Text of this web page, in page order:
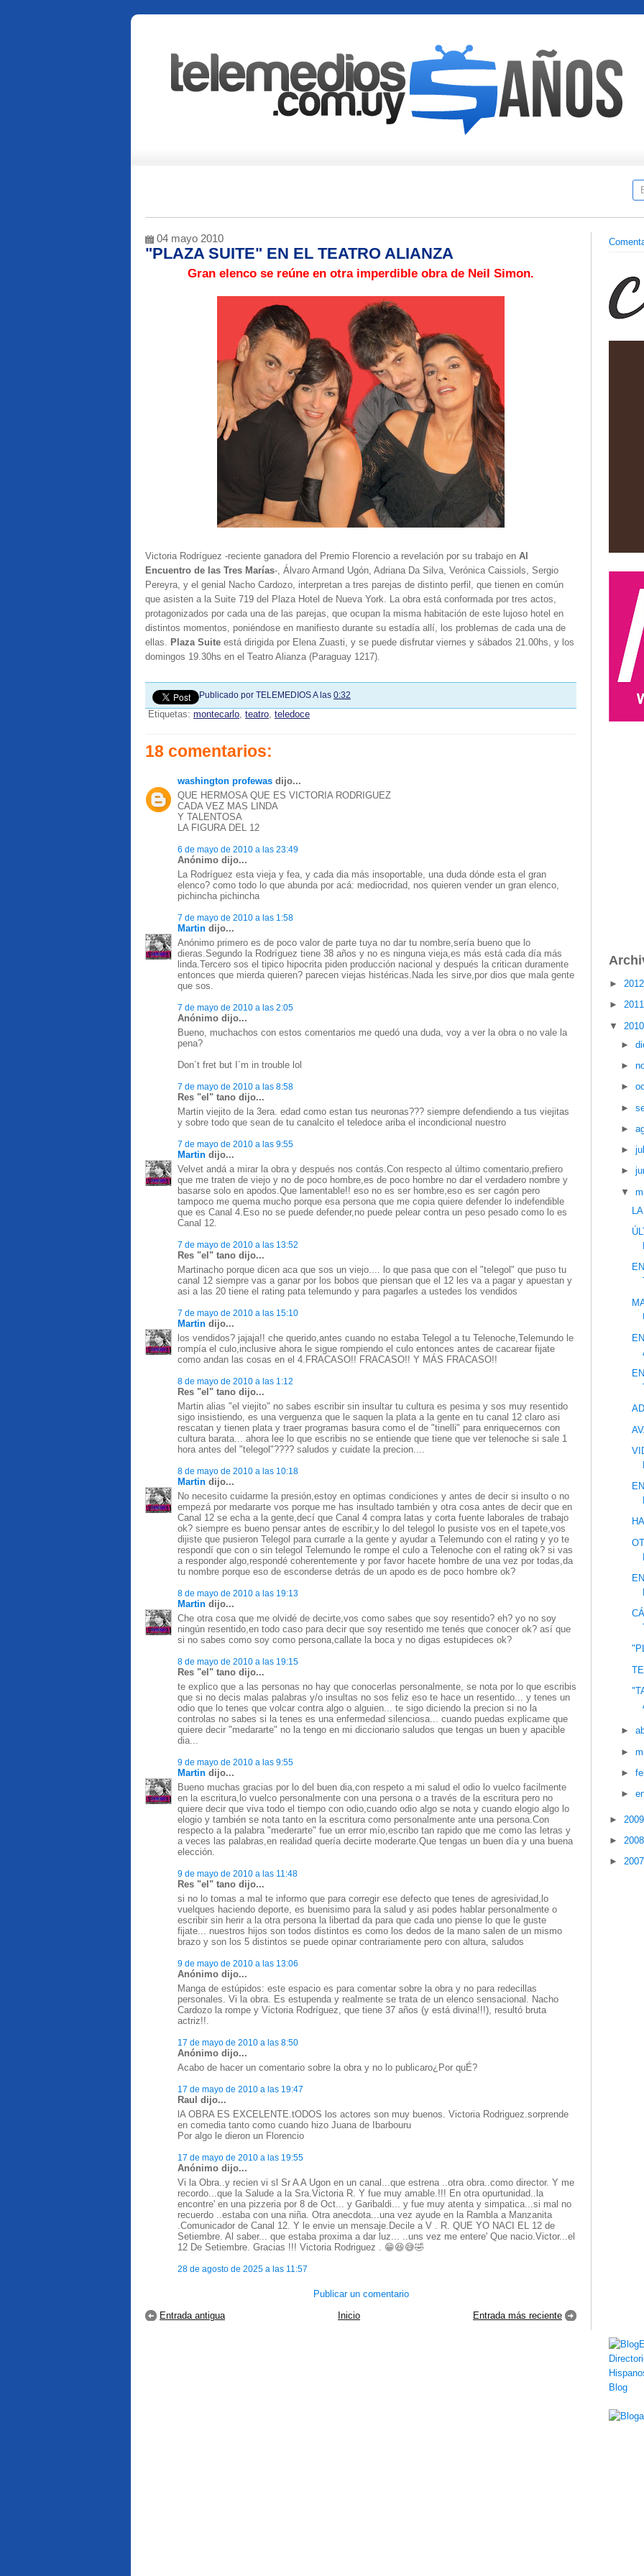
04 mayo 2010
"PLAZA SUITE" EN EL TEATRO ALIANZA
Gran elenco se reúne en otra imperdible obra de Neil Simon.
Victoria Rodríguez -reciente ganadora del Premio Florencio a revelación por su trabajo en Al
Encuentro de las Tres Marías-, Álvaro Armand Ugón, Adriana Da Silva, Verónica Caissiols, Sergio
Pereyra, y el genial Nacho Cardozo, interpretan a tres parejas de distinto perfil, que tienen en común
que asisten a la Suite 719 del Plaza Hotel de Nueva York. La obra está conformada por tres actos,
protagonizados por cada una de las parejas, que ocupan la misma habitación de este lujoso hotel en
distintos momentos, poniéndose en manifiesto durante su estadía allí, los problemas de cada una de
ellas. Plaza Suite está dirigida por Elena Zuasti, y se puede disfrutar viernes y sábados 21.00hs, y los
domingos 19.30hs en el Teatro Alianza (Paraguay 1217).
Publicado por TELEMEDIOSA las 0:32
Etiquetas: montecarlo, teatro, teledoce
18 comentarios:
washington profewas dijo...
QUE HERMOSA QUE ES VICTORIA RODRIGUEZ
CADA VEZ MAS LINDA
Y TALENTOSA
LA FIGURA DEL 12
6 de mayo de 2010 a las 23:49
Anónimo dijo...
La Rodríguez esta vieja y fea, y cada dia más insoportable, una duda dónde esta el gran
elenco? como todo lo que abunda por acá: mediocridad, nos quieren vender un gran elenco,
pichincha pichincha
7 de mayo de 2010 a las 1:58
Martin dijo...
Anónimo primero es de poco valor de parte tuya no dar tu nombre,sería bueno que lo
dieras.Segundo la Rodríguez tiene 38 años y no es ninguna vieja,es más está cada día más
linda.Tercero sos el tipico hipocrita piden producción nacional y después la critican duramente
entonces que mierda quieren? parecen viejas histéricas.Nada les sirve,por dios que mala gente
que sos.
7 de mayo de 2010 a las 2:05
Anónimo dijo...
Bueno, muchachos con estos comentarios me quedó una duda, voy a ver la obra o no vale la
pena?
Don´t fret but I´m in trouble lol
7 de mayo de 2010 a las 8:58
Res "el" tano dijo...
Martin viejito de la 3era. edad como estan tus neuronas??? siempre defendiendo a tus viejitas
y sobre todo que sean de tu canalcito el teledoce ariba el incondicional nuestro
7 de mayo de 2010 a las 9:55
Martin dijo...
Velvet andá a mirar la obra y después nos contás.Con respecto al último comentario,prefiero
que me traten de viejo y no de poco hombre,es de poco hombre no dar el verdadero nombre y
basarse solo en apodos.Que lamentable!! eso no es ser hombre,eso es ser cagón pero
tampoco me quema mucho porque esa persona que me copia quiere defender lo indefendible
que es Canal 4.Eso no se puede defender,no puede pelear contra un peso pesado como lo es
Canal 12.
7 de mayo de 2010 a las 13:52
Res "el" tano dijo...
Martinacho porque dicen aca que sos un viejo.... lo que pasa que con el "telegol" que puso tu
canal 12 siempre vas a ganar por los bobos que piensan que el 12 les va a pagar y apuestan y
asi a las 20 tiene el rating pata telemundo y para pagarles a ustedes los vendidos
7 de mayo de 2010 a las 15:10
Martin dijo...
los vendidos? jajaja!! che querido,antes cuando no estaba Telegol a tu Telenoche,Telemundo le
rompía el culo,inclusive ahora le sigue rompiendo el culo entonces antes de cacarear fijate
como andan las cosas en el 4.FRACASO!! FRACASO!! Y MÁS FRACASO!!
8 de mayo de 2010 a las 1:12
Res "el" tano dijo...
Martin alias "el viejito" no sabes escribir sin insultar tu cultura es pesima y sos muy resentido
sigo insistiendo, es una verguenza que le saquen la plata a la gente en tu canal 12 claro asi
rescatan y tienen plata y traer programas basura como el de "tinelli" para enriquecernos con
cultura barata... ahora lee lo que escribis no se entiende que tiene que ver telenoche si sale 1
hora antes del "telegol"???? saludos y cuidate la precion....
8 de mayo de 2010 a las 10:18
Martin dijo...
No necesito cuidarme la presión,estoy en optimas condiciones y antes de decir si insulto o no
empezá por medararte vos porque me has insultado también y otra cosa antes de decir que en
Canal 12 se echa a la gente,decí que Canal 4 compra latas y corta fuente laborales de trabajo
ok? siempre es bueno pensar antes de escribir,y lo del telegol lo pusiste vos en el tapete,vos
dijiste que pusieron Telegol para currarle a la gente y ayudar a Telemundo con el rating y yo te
respondí que con o sin telegol Telemundo le rompe el culo a Telenoche con el rating ok? si vas
a responder algo,respondé coherentemente y por favor hacete hombre de una vez por todas,da
tu nombre porque eso de esconderse detrás de un apodo es de poco hombre ok?
8 de mayo de 2010 a las 19:13
Martin dijo...
Che otra cosa que me olvidé de decirte,vos como sabes que soy resentido? eh? yo no soy
ningún resentido,en todo caso para decir que soy resentido me tenés que conocer ok? así que
si no sabes como soy como persona,callate la boca y no digas estupideces ok?
8 de mayo de 2010 a las 19:15
Res "el" tano dijo...
te explico que a las personas no hay que conocerlas personalmente, se nota por lo que escribis
que si no decis malas palabras y/o insultas no sos feliz eso te hace un resentido... y tenes un
odio que lo tenes que volcar contra algo o alguien... te sigo diciendo la precion si no la
controlas no sabes si la tenes es una enfermedad silenciosa... cuando puedas explicame que
quiere decir "medararte" no la tengo en mi diccionario saludos que tengas un buen y apacible
dia...
9 de mayo de 2010 a las 9:55
Martin dijo...
Bueno muchas gracias por lo del buen dia,con respeto a mi salud el odio lo vuelco facilmente
en la escritura,lo vuelco personalmente con una persona o a través de la escritura pero no
quiere decir que viva todo el tiempo con odio,cuando odio algo se nota y cuando elogio algo lo
elogio y también se nota tanto en la escritura como personalmente ante una persona.Con
respecto a la palabra "mederarte" fue un error mío,escribo tan rapido que me como las letras y
a veces las palabras,en realidad quería decirte moderarte.Que tengas un buen día y una buena
elección.
9 de mayo de 2010 a las 11:48
Res "el" tano dijo...
si no lo tomas a mal te informo que para corregir ese defecto que tenes de agresividad,lo
vuelques haciendo deporte, es buenisimo para la salud y asi podes hablar personalmente o
escribir sin herir a la otra persona la libertad da para que cada uno piense lo que le guste
fijate... nuestros hijos son todos distintos es como los dedos de la mano salen de un mismo
brazo y son los 5 distintos se puede opinar contrariamente pero con altura, saludos
9 de mayo de 2010 a las 13:06
Anónimo dijo...
Manga de estúpidos: este espacio es para comentar sobre la obra y no para redecillas
personales. Vi la obra. Es estupenda y realmente se trata de un elenco sensacional. Nacho
Cardozo la rompe y Victoria Rodríguez, que tiene 37 años (y está divina!!!), resultó bruta
actriz!!.
17 de mayo de 2010 a las 8:50
Anónimo dijo...
Acabo de hacer un comentario sobre la obra y no lo publicaro¿Por quÉ?
17 de mayo de 2010 a las 19:47
Raul dijo...
lA OBRA ES EXCELENTE.tODOS los actores son muy buenos. Victoria Rodriguez.sorprende
en comedia tanto como cuando hizo Juana de Ibarbouru
Por algo le dieron un Florencio
17 de mayo de 2010 a las 19:55
Anónimo dijo...
Vi la Obra..y recien vi sl Sr A A Ugon en un canal...que estrena ..otra obra..como director. Y me
recordo...que la Salude a la Sra.Victoria R. Y fue muy amable.!!! En otra opurtunidad..la
encontre' en una pizzeria por 8 de Oct... y Garibaldi... y fue muy atenta y simpatica...si mal no
recuerdo ..estaba con una niña. Otra anecdota...una vez ayude en la Rambla a Manzanita
.Comunicador de Canal 12. Y le envie un mensaje.Decile a V . R. QUE YO NACI EL 12 de
Setiembre. Al saber... que estaba proxima a dar luz... ..uns vez me entere' Que nacio.Victor...el
12 De Setiembre. Gracias !!! Victoria Rodriguez . 😁😆😅🤣
28 de agosto de 2025 a las 11:57
Publicar un comentario
Entrada más reciente
Entrada antigua Inicio
►
►
▼
►
►
►
►
►
►
►
▼
►
►
►
►
►
►
►